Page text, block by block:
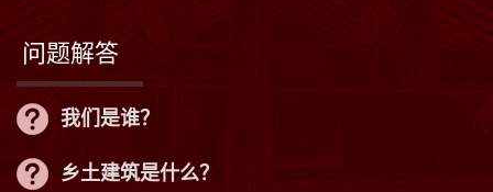
问题解答
我们是谁？
乡土建筑是什么？